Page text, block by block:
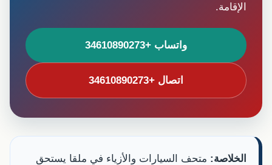
الإقامة.
واتساب +34610890273
اتصال +34610890273
الخلاصة: متحف السيارات والأزياء في ملقا يستحق